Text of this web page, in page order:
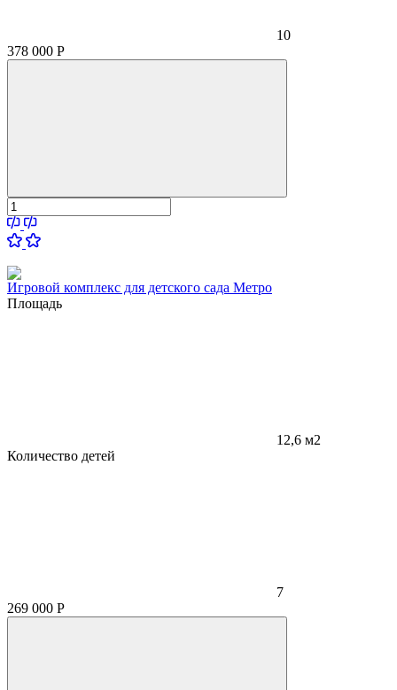
10
378 000 Р
Игровой комплекс для детского сада Метро
Площадь
12,6 м2
Количество детей
7
269 000 Р